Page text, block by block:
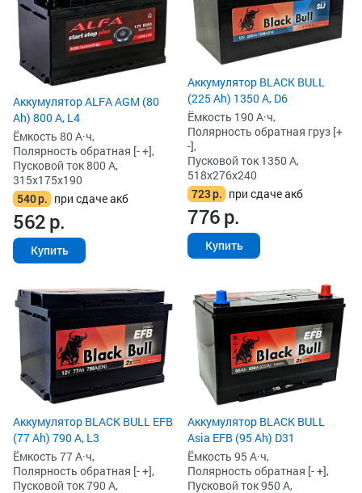
Аккумулятор ALFA AGM (80
Ah) 800 А, L4
Ёмкость 80 А·ч,
Полярность обратная [- +],
Пусковой ток 800 А,
315x175x190
540р. при сдаче акб
562р.
Купить
Аккумулятор BLACK BULL
(225 Ah) 1350 А, D6
Ёмкость 190 А·ч,
Полярность обратная груз [+
-],
Пусковой ток 1350 А,
518x276x240
723р. при сдаче акб
776р.
Купить
Аккумулятор BLACK BULL EFB
(77 Ah) 790 А, L3
Ёмкость 77 А·ч,
Полярность обратная [- +],
Пусковой ток 790 А,
Аккумулятор BLACK BULL
Asia EFB (95 Ah) D31
Ёмкость 95 А·ч,
Полярность обратная [- +],
Пусковой ток 950 А,